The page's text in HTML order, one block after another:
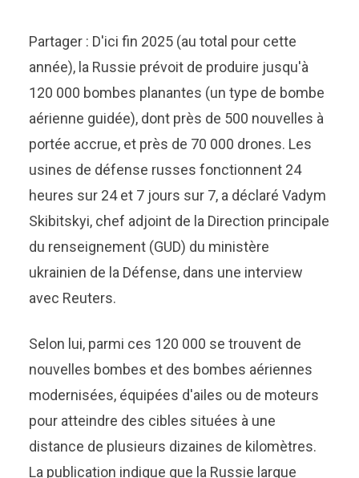
Partager : D'ici fin 2025 (au total pour cette
année), la Russie prévoit de produire jusqu'à
120 000 bombes planantes (un type de bombe
aérienne guidée), dont près de 500 nouvelles à
portée accrue, et près de 70 000 drones. Les
usines de défense russes fonctionnent 24
heures sur 24 et 7 jours sur 7, a déclaré Vadym
Skibitskyi, chef adjoint de la Direction principale
du renseignement (GUD) du ministère
ukrainien de la Défense, dans une interview
avec Reuters.
Selon lui, parmi ces 120 000 se trouvent de
nouvelles bombes et des bombes aériennes
modernisées, équipées d'ailes ou de moteurs
pour atteindre des cibles situées à une
distance de plusieurs dizaines de kilomètres.
La publication indique que la Russie largue